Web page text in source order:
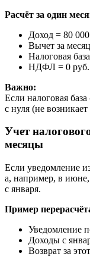
Расчёт за один
Доход = 80 000
Вычет за
Налоговая
НДФЛ = 0 руб.
Важно:
Если налоговая
с нуля (не
Учет
месяцы
Если уведомление
а, например, в июне,
с января.
Пример
Уведомление
Доходы с
Возврат за